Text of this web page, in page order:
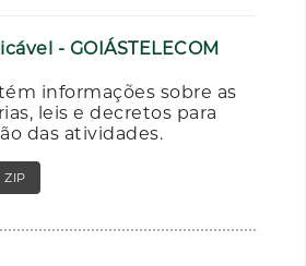
- GOIÁSTELECOM
informações sobre as
leis e decretos para
das atividades.
ZIP